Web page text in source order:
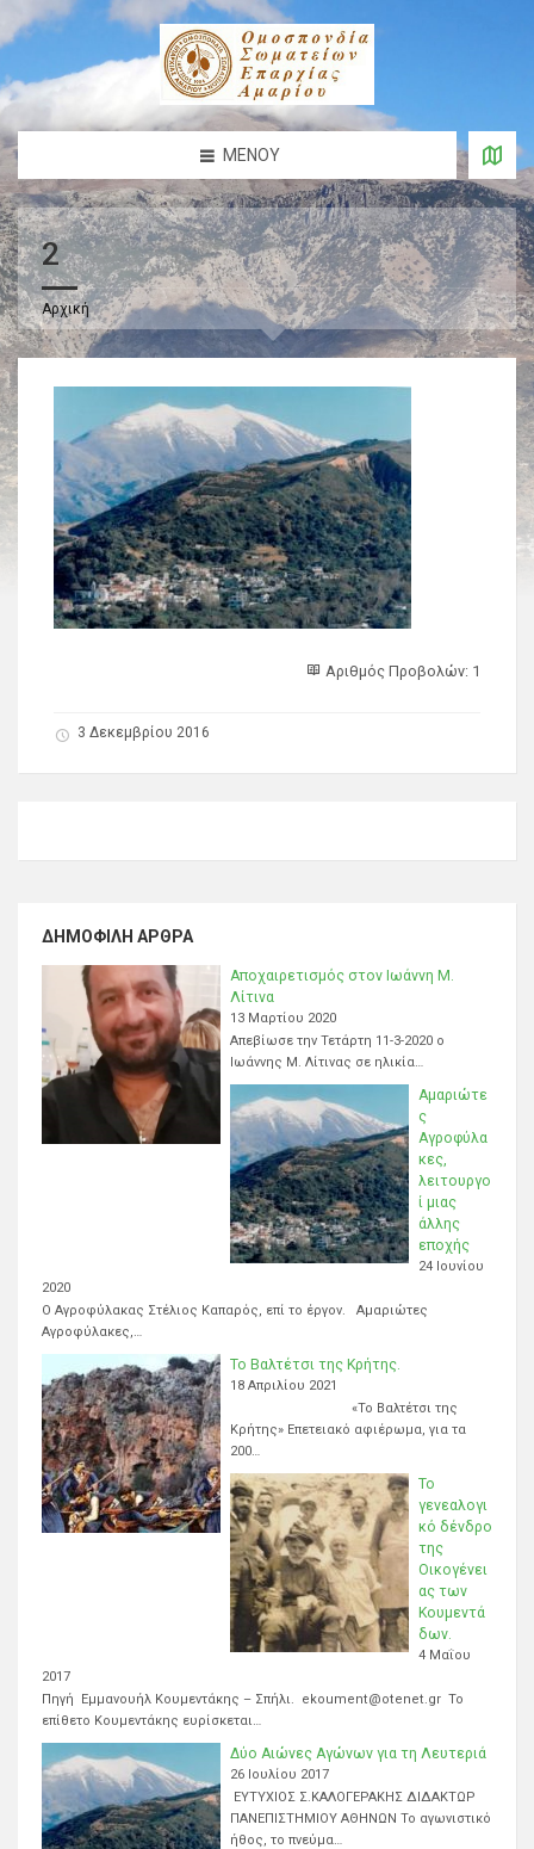
ΜΕΝΟΎ
2
Αρχική
Αριθμός Προβολών: 1
3 Δεκεμβρίου 2016
ΔΗΜΟΦΙΛΉ ΆΡΘΡΑ
Αποχαιρετισμός στον Ιωάννη Μ.
Λίτινα
13 Μαρτίου 2020
Απεβίωσε την Τετάρτη 11-3-2020 ο
Ιωάννης Μ. Λίτινας σε ηλικία…
Αμαριώτε
ς
Αγροφύλα
κες,
λειτουργο
ί μιας
άλλης
εποχής
24 Ιουνίου
2020
Ο Αγροφύλακας Στέλιος Καπαρός, επί το έργον. Αμαριώτες
Αγροφύλακες,…
Το Βαλτέτσι της Κρήτης.
18 Απριλίου 2021
«Το Βαλτέτσι της
Κρήτης» Επετειακό αφιέρωμα, για τα
200…
Το
γενεαλογι
κό δένδρο
της
Οικογένει
ας των
Κουμεντά
δων.
4 Μαΐου
2017
Πηγή Εμμανουήλ Κουμεντάκης – Σπήλι. ekoument@otenet.gr Το
επίθετο Κουμεντάκης ευρίσκεται…
Δύο Αιώνες Αγώνων για τη Λευτεριά
26 Ιουλίου 2017
ΕΥΤΥΧΙΟΣ Σ.ΚΑΛΟΓΕΡΑΚΗΣ ΔΙΔΑΚΤΩΡ
ΠΑΝΕΠΙΣΤΗΜΙΟΥ ΑΘΗΝΩΝ Το αγωνιστικό
ήθος, το πνεύμα…